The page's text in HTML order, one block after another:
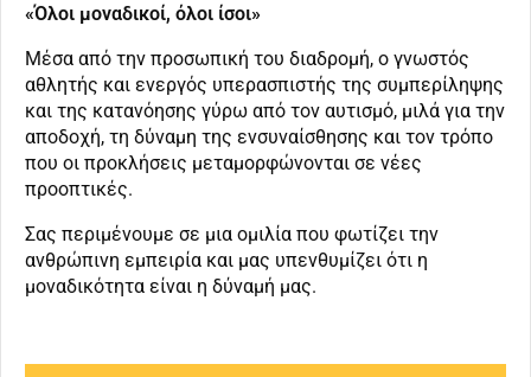
«Όλοι μοναδικοί, όλοι ίσοι»
Μέσα από την προσωπική του διαδρομή, ο γνωστός
αθλητής και ενεργός υπερασπιστής της συμπερίληψης
και της κατανόησης γύρω από τον αυτισμό, μιλά για την
αποδοχή, τη δύναμη της ενσυναίσθησης και τον τρόπο
που οι προκλήσεις μεταμορφώνονται σε νέες
προοπτικές.
Σας περιμένουμε σε μια ομιλία που φωτίζει την
ανθρώπινη εμπειρία και μας υπενθυμίζει ότι η
μοναδικότητα είναι η δύναμή μας.